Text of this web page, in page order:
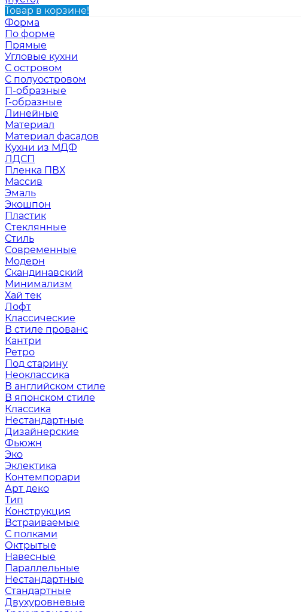
Товар в корзине!
Форма
По форме
Прямые
Угловые кухни
С островом
С полуостровом
П-образные
Г-образные
Линейные
Материал
Материал фасадов
Кухни из МДФ
ЛДСП
Пленка ПВХ
Массив
Эмаль
Экошпон
Пластик
Стеклянные
Стиль
Современные
Модерн
Скандинавский
Минимализм
Хай тек
Лофт
Классические
В стиле прованс
Кантри
Ретро
Под старину
Неоклассика
В английском стиле
В японском стиле
Классика
Нестандартные
Дизайнерские
Фьюжн
Эко
Эклектика
Контемпорари
Арт деко
Тип
Конструкция
Встраиваемые
С полками
Октрытые
Навесные
Параллельные
Нестандартные
Стандартные
Двухуровневые